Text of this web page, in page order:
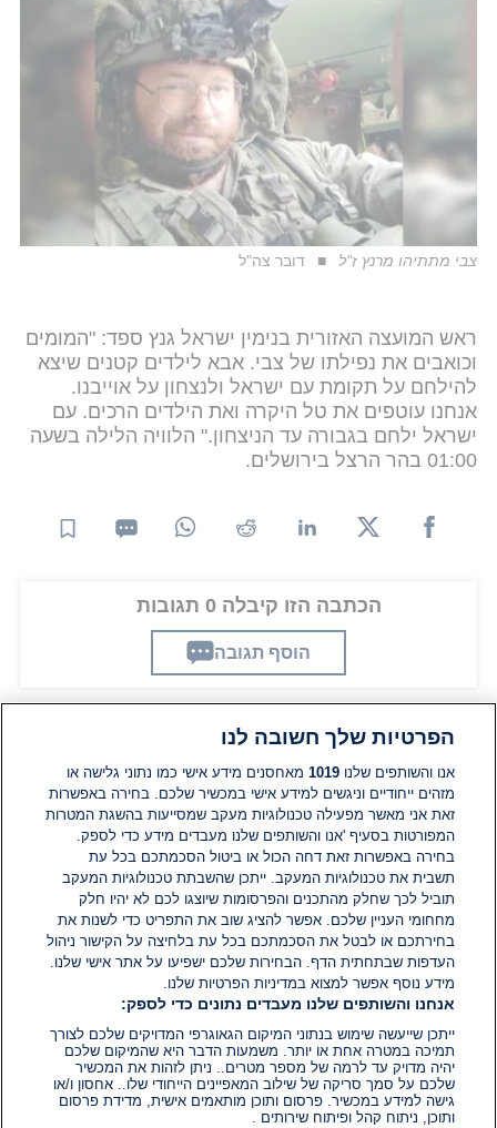
צבי מתתיהו מרנץ ז"ל דובר צה"ל
ראש המועצה האזורית בנימין ישראל גנץ ספד: "המומים
וכואבים את נפילתו של צבי. אבא לילדים קטנים שיצא
להילחם על תקומת עם ישראל ולנצחון על אוייבנו.
אנחנו עוטפים את טל היקרה ואת הילדים הרכים. עם
ישראל ילחם בגבורה עד הניצחון." הלוויה הלילה בשעה
01:00 בהר הרצל בירושלים.
הכתבה הזו קיבלה 0 תגובות
הוסף תגובה
תגובות
אין עדיין תגובות. היה הראשון להגיב
הוסף תגובה
הפרטיות שלך חשובה לנו
אנו והשותפים שלנו1019 מאחסנים מידע אישי כמו נתוני גלישה או
מזהים ייחודיים וניגשים למידע אישי במכשיר שלכם. בחירה באפשרות
זאת אני מאשר מפעילה טכנולוגיות מעקב שמסייעות בהשגת המטרות
המפורטות בסעיף 'אנו והשותפים שלנו מעבדים מידע כדי לספק.
בחירה באפשרות זאת דחה הכול או ביטול הסכמתכם בכל עת
תשבית את טכנולוגיות המעקב. ייתכן שהשבתת טכנולוגיות המעקב
תוביל לכך שחלק מהתכנים והפרסומות שיוצגו לכם לא יהיו חלק
מחחומי העניין שלכם. אפשר להציג שוב את התפריט כדי לשנות את
בחירתכם או לבטל את הסכמתכם בכל עת בלחיצה על הקישור ניהול
העדפות שבתחתית הדף. הבחירות שלכם ישפיעו על אתר אישי שלנו.
מידע נוסף אפשר למצוא במדיניות הפרטיות שלנו.
אנחנו והשותפים שלנו מעבדים נתונים כדי לספק:
ייתכן שייעשה שימוש בנתוני המיקום הגאוגרפי המדויקים שלכם לצורך
תמיכה במטרה אחת או יותר. משמעות הדבר היא שהמיקום שלכם
יהיה מדויק עד לרמה של מספר מטרים.. ניתן לזהות את המכשיר
שלכם על סמך סריקה של שילוב המאפיינים הייחודי שלו.. אחסון ו/או
גישה למידע במכשיר. פרסום ותוכן מותאמים אישית, מדידת פרסום
ותוכן, ניתוח קהל ופיתוח שירותים .